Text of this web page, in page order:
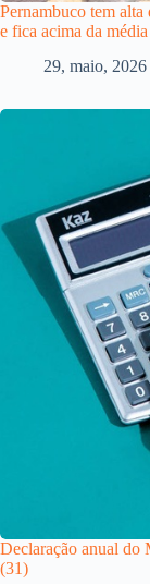
Pernambuco tem
e fica acima da
29, maio, 2026
Declaração anual do
(31)